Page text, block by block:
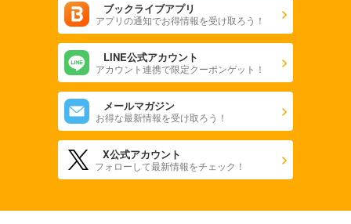
ブックライブアプリ
アプリの通知でお得情報を受け取ろう！
LINE公式アカウント
アカウント連携で限定クーポンゲット！
メールマガジン
お得な最新情報を受け取ろう！
X公式アカウント
フォローして最新情報をチェック！